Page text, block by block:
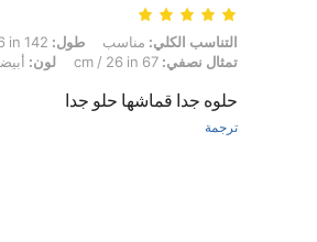
التناسب الكلي: مناسب, طول: 142 cm / 56 in, الوزن: 19 kg / 42 lbs, الوركين: 88 cm / 35 in, الخصر: 56 cm / 22 in, تمثال نصفي: 67 cm / 26 in, لون: أبيض, مقاس: 9Y
التناسب الكلي: مناسب طول:
تمثال نصفي:
لون: أبيض
حلوه جدا قماشها حلو جدا
ترجمة